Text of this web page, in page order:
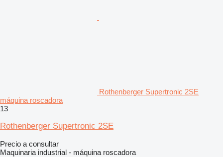
Rothenberger Supertronic 2SE
máquina roscadora
13
Rothenberger Supertronic 2SE
Precio a consultar
Maquinaria industrial - máquina roscadora